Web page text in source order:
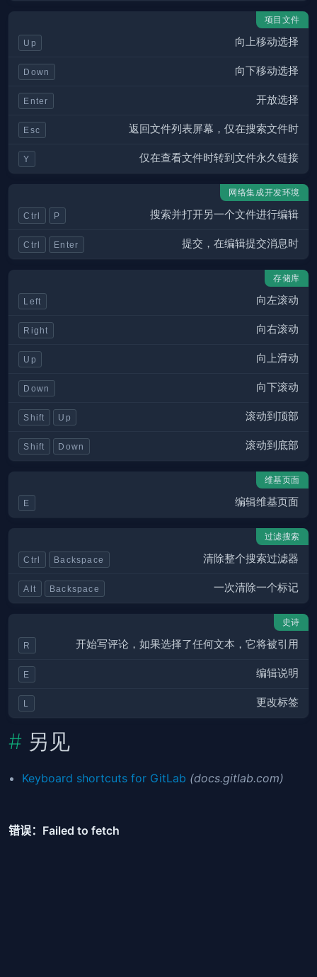
项目文件
Up 向上移动选择
Down 向下移动选择
Enter 开放选择
Esc 返回文件列表屏幕，仅在搜索文件时
Y 仅在查看文件时转到文件永久链接
网络集成开发环境
Ctrl P 搜索并打开另一个文件进行编辑
Ctrl Enter 提交，在编辑提交消息时
存储库
Left 向左滚动
Right 向右滚动
Up 向上滑动
Down 向下滚动
Shift Up 滚动到顶部
Shift Down 滚动到底部
维基页面
E 编辑维基页面
过滤搜索
Ctrl Backspace 清除整个搜索过滤器
Alt Backspace 一次清除一个标记
史诗
R 开始写评论，如果选择了任何文本，它将被引用
E 编辑说明
L 更改标签
另见
Keyboard shortcuts for GitLab (docs.gitlab.com)